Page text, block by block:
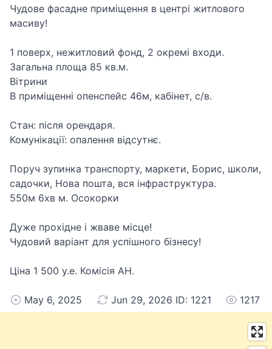
Чудове фасадне приміщення в центрі житлового
масиву!
1 поверх, нежитловий фонд, 2 окремі входи.
Загальна площа 85 кв.м.
Вітрини
В приміщенні опенспейс 46м, кабінет, с/в.
Стан: після орендаря.
Комунікації: опалення відсутнє.
Поруч зупинка транспорту, маркети, Борис, школи,
садочки, Нова пошта, вся інфраструктура.
550м 6хв м. Осокорки
Дуже прохідне і жваве місце!
Чудовий варіант для успішного бізнесу!
Ціна 1 500 у.е. Комісія АН.
May 6, 2025 Jun 29, 2026 ID: 1221 1217